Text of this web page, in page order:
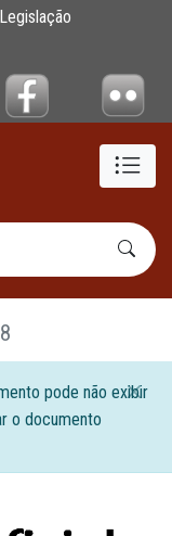
Legislação
pode não exibir
o documento